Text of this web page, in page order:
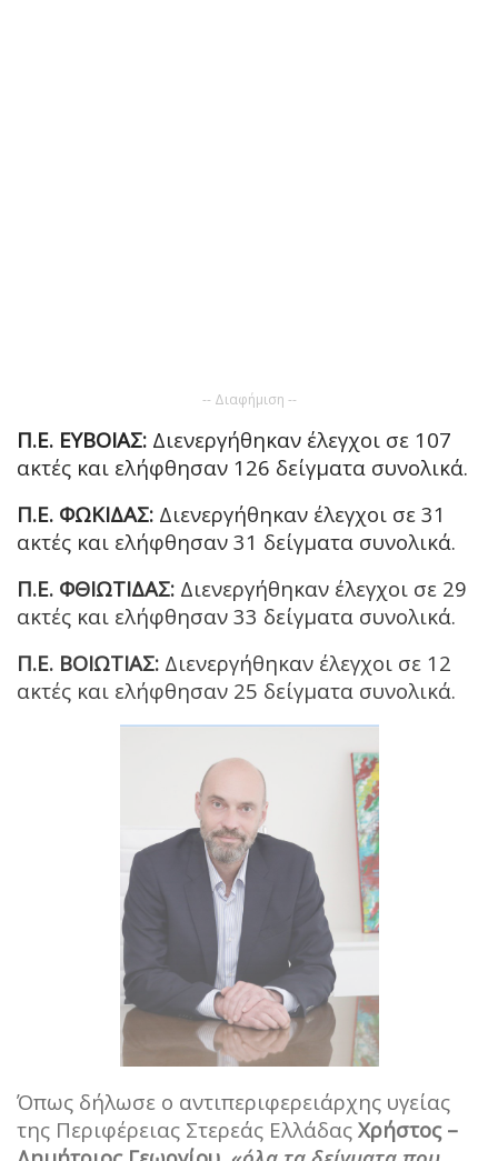
-- Διαφήμιση --
Π.Ε. ΕΥΒΟΙΑΣ: Διενεργήθηκαν έλεγχοι σε 107
ακτές και ελήφθησαν 126 δείγματα συνολικά.
Π.Ε. ΦΩΚΙΔΑΣ: Διενεργήθηκαν έλεγχοι σε 31
ακτές και ελήφθησαν 31 δείγματα συνολικά.
Π.Ε. ΦΘΙΩΤΙΔΑΣ: Διενεργήθηκαν έλεγχοι σε 29
ακτές και ελήφθησαν 33 δείγματα συνολικά.
Π.Ε. ΒΟΙΩΤΙΑΣ: Διενεργήθηκαν έλεγχοι σε 12
ακτές και ελήφθησαν 25 δείγματα συνολικά.
Όπως δήλωσε ο αντιπεριφερειάρχης υγείας
της Περιφέρειας Στερεάς Ελλάδας Χρήστος –